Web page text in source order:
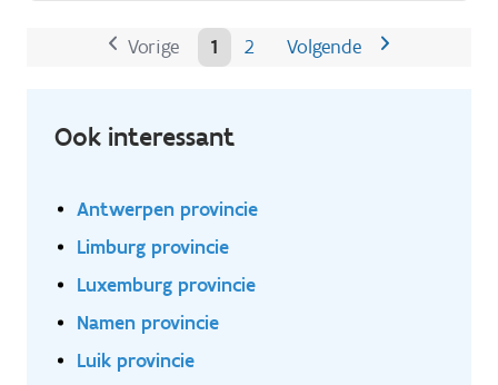
Vorige 1 2 Volgende
Ook interessant
Antwerpen provincie
Limburg provincie
Luxemburg provincie
Namen provincie
Luik provincie